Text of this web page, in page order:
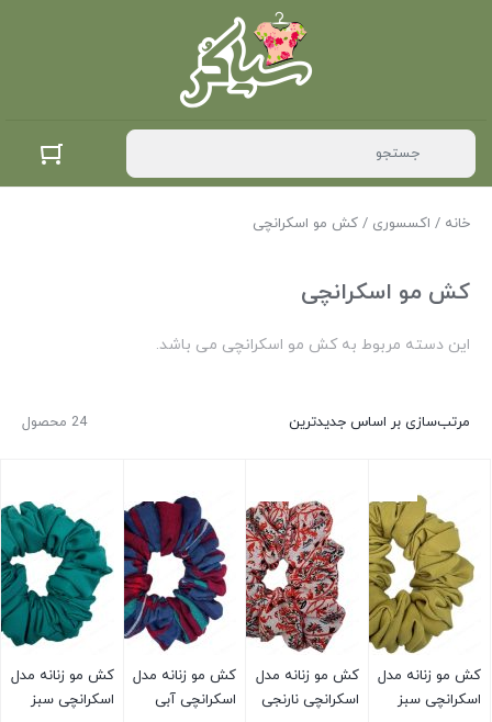
خانه / اکسسوری / کش مو اسکرانچی
کش مو اسکرانچی
این دسته مربوط به کش مو اسکرانچی می باشد.
24 محصول مرتب‌سازی بر اساس جدیدترین
کش مو زنانه مدل
اسکرانچی سبز
کش مو زنانه مدل
اسکرانچی نارنجی
کش مو زنانه مدل
اسکرانچی آبی
کش مو زنانه مدل
اسکرانچی سبز